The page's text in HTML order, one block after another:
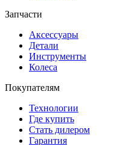
Запчасти
Аксессуары
Детали
Инструменты
Колеса
Покупателям
Технологии
Где купить
Стать дилером
Гарантия